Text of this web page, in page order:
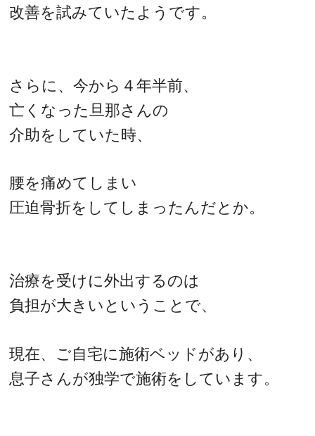
改善を試みていたようです。
さらに、今から４年半前、
亡くなった旦那さんの
介助をしていた時、
腰を痛めてしまい
圧迫骨折をしてしまったんだとか。
治療を受けに外出するのは
負担が大きいということで、
現在、ご自宅に施術ベッドがあり、
息子さんが独学で施術をしています。